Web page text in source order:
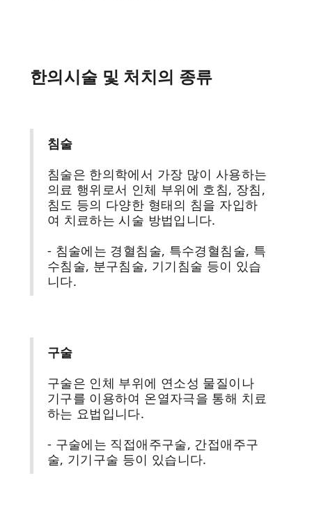
한의시술 및 처치의 종류
침술
침술은 한의학에서 가장 많이 사용하는
의료 행위로서 인체 부위에 호침, 장침,
침도 등의 다양한 형태의 침을 자입하
여 치료하는 시술 방법입니다.
- 침술에는 경혈침술, 특수경혈침술, 특
수침술, 분구침술, 기기침술 등이 있습
니다.
구술
구술은 인체 부위에 연소성 물질이나
기구를 이용하여 온열자극을 통해 치료
하는 요법입니다.
- 구술에는 직접애주구술, 간접애주구
술, 기기구술 등이 있습니다.